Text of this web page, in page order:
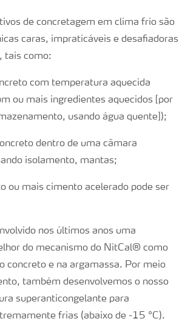
de concretagem em clima frio são
caras, impraticáveis e desafiadoras
tais como:
com temperatura aquecida
ou mais ingredientes aquecidos [por
usando água quente]);
dentro de uma câmara
isolamento, mantas;
ou mais cimento acelerado pode ser
nos últimos anos uma
do mecanismo do NitCal® como
concreto e na argamassa. Por meio
também desenvolvemos o nosso
superanticongelante para
frias (abaixo de -15 °C).